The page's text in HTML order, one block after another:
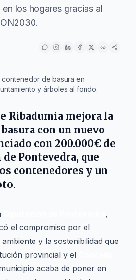
los hogares gracias al
de basura en
y árboles al fondo.
Ribadumia mejora la
con un nuevo
con 200.000€ de
Pontevedra, que
contenedores y un
,
el compromiso por el
y la sostenibilidad que
provincial y el
acaba de poner en